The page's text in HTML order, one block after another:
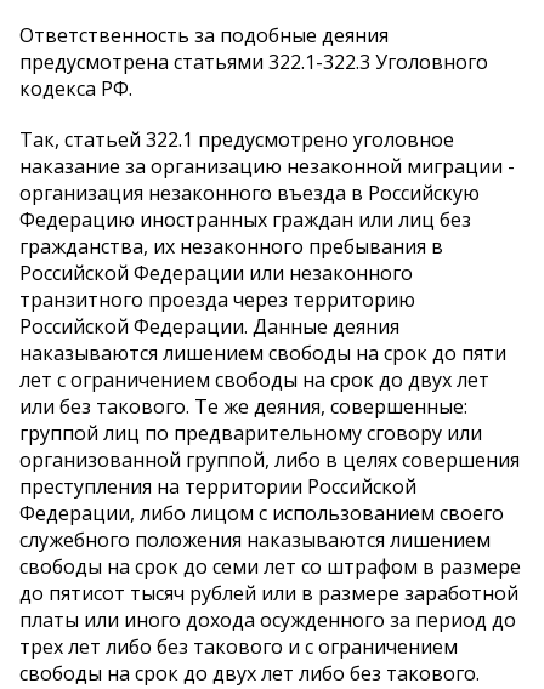
Ответственность за подобные деяния
предусмотрена статьями 322.1-322.3 Уголовного
кодекса РФ.
Так, статьей 322.1 предусмотрено уголовное
наказание за организацию незаконной миграции -
организация незаконного въезда в Российскую
Федерацию иностранных граждан или лиц без
гражданства, их незаконного пребывания в
Российской Федерации или незаконного
транзитного проезда через территорию
Российской Федерации. Данные деяния
наказываются лишением свободы на срок до пяти
лет с ограничением свободы на срок до двух лет
или без такового. Те же деяния, совершенные:
группой лиц по предварительному сговору или
организованной группой, либо в целях совершения
преступления на территории Российской
Федерации, либо лицом с использованием своего
служебного положения наказываются лишением
свободы на срок до семи лет со штрафом в размере
до пятисот тысяч рублей или в размере заработной
платы или иного дохода осужденного за период до
трех лет либо без такового и с ограничением
свободы на срок до двух лет либо без такового.